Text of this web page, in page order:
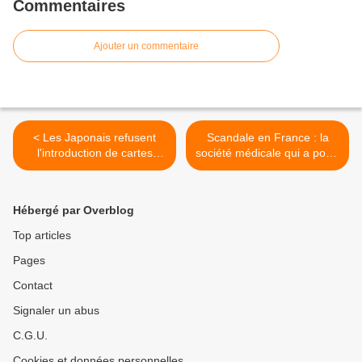
Commentaires
Ajouter un commentaire
< Les Japonais refusent
l'introduction de cartes
d'identité numériques
Scandale en France : la
société médicale qui a porté
plainte contre Raoult a
Hébergé par Overblog
Top articles
Pages
Contact
Signaler un abus
C.G.U.